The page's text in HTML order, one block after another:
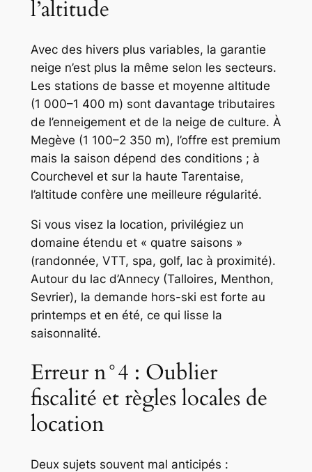
l’altitude
Avec des hivers plus variables, la garantie
neige n’est plus la même selon les secteurs.
Les stations de basse et moyenne altitude
(1 000–1 400 m) sont davantage tributaires
de l’enneigement et de la neige de culture. À
Megève (1 100–2 350 m), l’offre est premium
mais la saison dépend des conditions ; à
Courchevel et sur la haute Tarentaise,
l’altitude confère une meilleure régularité.
Si vous visez la location, privilégiez un
domaine étendu et « quatre saisons »
(randonnée, VTT, spa, golf, lac à proximité).
Autour du lac d’Annecy (Talloires, Menthon,
Sevrier), la demande hors-ski est forte au
printemps et en été, ce qui lisse la
saisonnalité.
Erreur n°4 : Oublier
fiscalité et règles locales de
location
Deux sujets souvent mal anticipés :